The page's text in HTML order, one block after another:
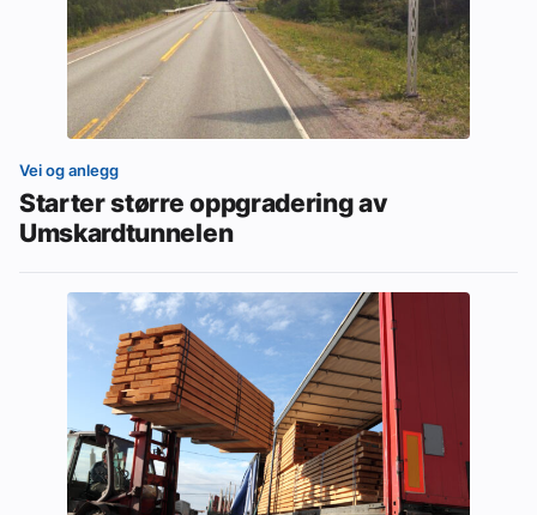
Vei og anlegg
Starter større oppgradering av
Umskardtunnelen